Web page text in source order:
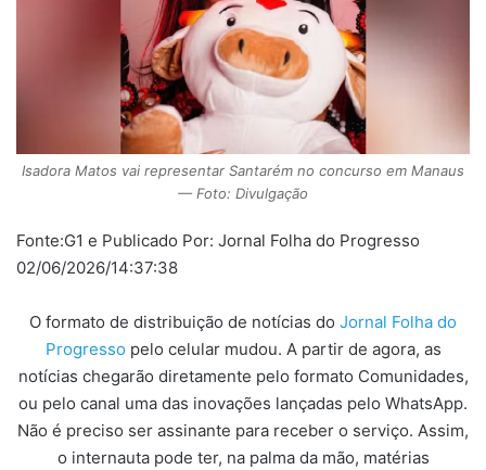
Isadora Matos vai representar Santarém no concurso em Manaus
— Foto: Divulgação
Fonte:G1 e Publicado Por: Jornal Folha do Progresso
02/06/2026/14:37:38
O formato de distribuição de notícias do Jornal Folha do
Progresso pelo celular mudou. A partir de agora, as
notícias chegarão diretamente pelo formato Comunidades,
ou pelo canal uma das inovações lançadas pelo WhatsApp.
Não é preciso ser assinante para receber o serviço. Assim,
o internauta pode ter, na palma da mão, matérias